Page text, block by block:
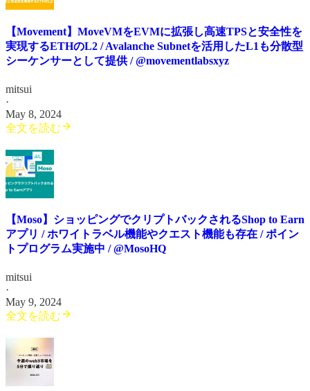
【Movement】MoveVMをEVMに拡張し高速TPSと安全性を
実現するETHのL2 / Avalanche Subnetを活用したL1も分散型
シーケンサーとして提供 / @movementlabsxyz
mitsui
·
May 8, 2024
全文を読む
【Moso】ショッピングでクリプトバックされるShop to Earn
アプリ / ホワイトラベル機能やクエスト機能も存在 / ポイン
トプログラム実施中 / @MosoHQ
mitsui
·
May 9, 2024
全文を読む